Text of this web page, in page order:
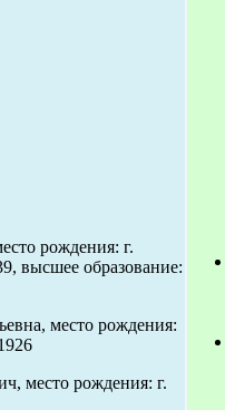
рождения: г.
высшее образование:
место рождения:
место рождения: г.